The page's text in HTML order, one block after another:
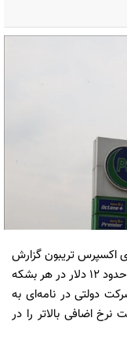
اکسپرس تریبون گزارش
داد که پیش از این، شرکت دولتی نفت پاکستان حدود ۱۲ دلار در هر بشکه
دولتی در نامه‌ای به
اضافی بالاتر را در